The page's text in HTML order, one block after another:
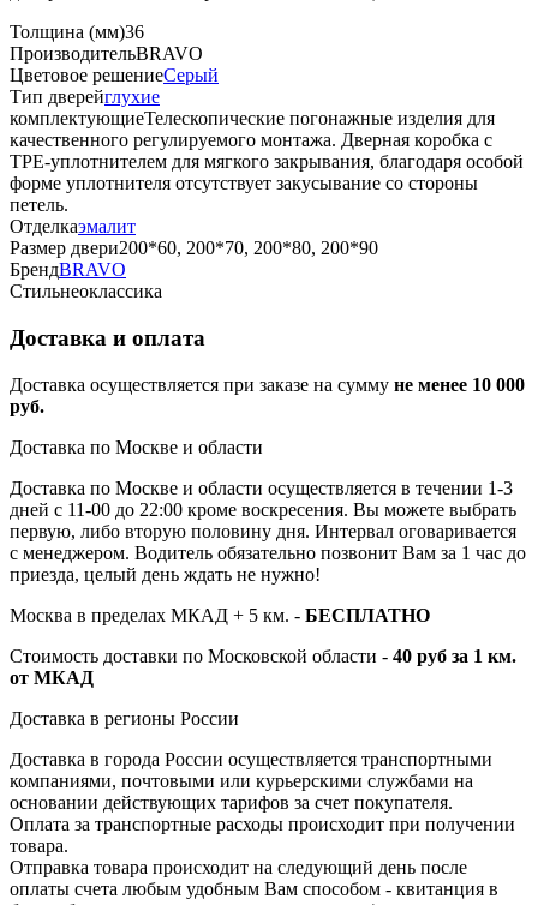
Толщина (мм)36
ПроизводительBRAVO
Цветовое решениеСерый
Тип дверейглухие
комплектующиеТелескопические погонажные изделия для
качественного регулируемого монтажа. Дверная коробка с
TPE-уплотнителем для мягкого закрывания, благодаря особой
форме уплотнителя отсутствует закусывание со стороны
петель.
Отделкаэмалит
Размер двери200*60, 200*70, 200*80, 200*90
БрендBRAVO
Стильнеоклассика
Доставка и оплата
Доставка осуществляется при заказе на сумму не менее 10 000
руб.
Доставка по Москве и области
Доставка по Москве и области осуществляется в течении 1-3
дней с 11-00 до 22:00 кроме воскресения. Вы можете выбрать
первую, либо вторую половину дня. Интервал оговаривается
с менеджером. Водитель обязательно позвонит Вам за 1 час до
приезда, целый день ждать не нужно!
Москва в пределах МКАД + 5 км. - БЕСПЛАТНО
Стоимость доставки по Московской области - 40 руб за 1 км.
от МКАД
Доставка в регионы России
Доставка в города России осуществляется транспортными
компаниями, почтовыми или курьерскими службами на
основании действующих тарифов за счет покупателя.
Оплата за транспортные расходы происходит при получении
товара.
Отправка товара происходит на следующий день после
оплаты счета любым удобным Вам способом - квитанция в